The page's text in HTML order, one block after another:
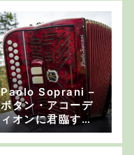
Paolo Soprani –
ボタン・アコーデ
ィオンに君臨する
チャンピオン